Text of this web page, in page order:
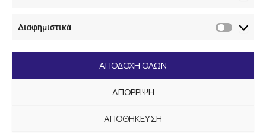
Διαφημιστικά
ΑΠΟΔΟΧΗ ΟΛΩΝ
ΑΠΟΡΡΙΨΗ
ΑΠΟΘΗΚΕΥΣΗ
+30 210 89 62 416
Ναυτικός Όμιλος Βουλιαγμένης Λαιμός Βουλιαγμένης